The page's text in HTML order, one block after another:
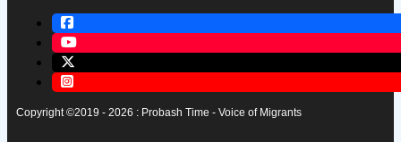
Copyright ©2019 - 2026 : Probash Time - Voice of Migrants